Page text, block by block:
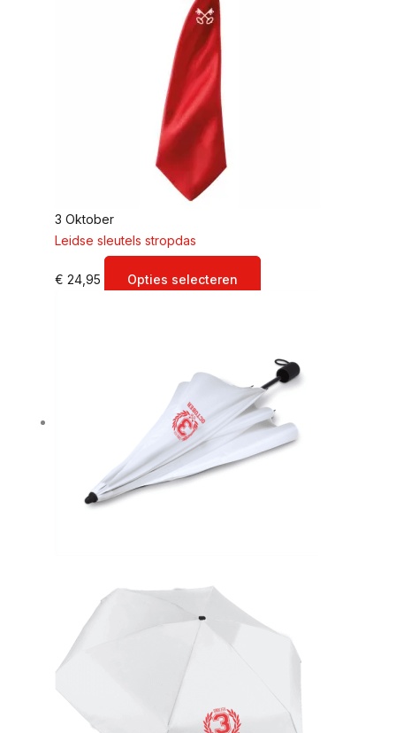
3 Oktober
Leidse sleutels stropdas
€ 24,95 Opties selecteren